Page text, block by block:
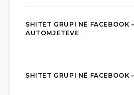
SHITET GRUPI NË FACEBOOK
AUTOMJETEVE
SHITET GRUPI NË FACEBOOK